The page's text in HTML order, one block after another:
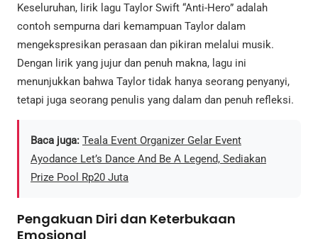
Keseluruhan, lirik lagu Taylor Swift “Anti-Hero” adalah
contoh sempurna dari kemampuan Taylor dalam
mengekspresikan perasaan dan pikiran melalui musik.
Dengan lirik yang jujur dan penuh makna, lagu ini
menunjukkan bahwa Taylor tidak hanya seorang penyanyi,
tetapi juga seorang penulis yang dalam dan penuh refleksi.
Baca juga: Teala Event Organizer Gelar Event
Ayodance Let’s Dance And Be A Legend, Sediakan
Prize Pool Rp20 Juta
Pengakuan Diri dan Keterbukaan
Emosional